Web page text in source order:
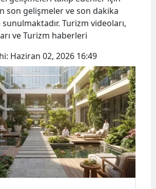
son gelişmeler ve son dakika
Turizm videoları,
ve Turizm haberleri
Haziran 02, 2026 16:49